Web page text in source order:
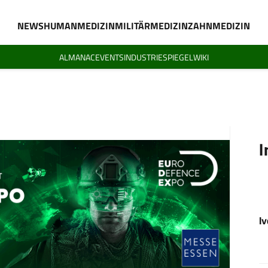
NEWSHUMANMEDIZINMILITÄRMEDIZINZAHNMEDIZIN
ALMANACEVENTSINDUSTRIESPIEGELWIKI